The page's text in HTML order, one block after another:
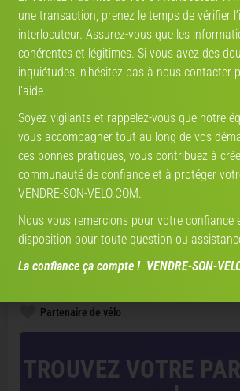
Année
Modèle
État
Lancer l'estimation V-IA
Estimation par vendre-son-velo.com — données marché actualisées
Partenaire de vélo
TROUVEZ VOTRE
une transaction, prenez le temps de vérifier
interlocuteur. Assurez-vous que les
cohérentes et légitimes. Si vous avez des
inquiétudes, n’hésitez pas à nous contacter
l’aide.
Soyez vigilants et rappelez-vous que notre
vous accompagner tout au long de vos
ces bonnes pratiques, vous contribuez à
communauté de confiance et à protéger
VENDRE-SON-VELO.COM.
Nous vous remercions pour votre confiance
disposition pour toute question ou
La confiance ça compte ! VENDRE-SON-